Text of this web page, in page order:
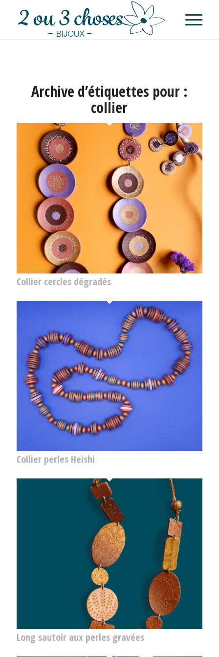
Archive d’étiquettes pour :
collier
Collier cercles dégradés
Collier perles Heishi
Long sautoir aux perles gravées